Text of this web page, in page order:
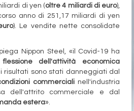
di yen (oltre 4 miliardi di euro),
anno di 251,17 miliardi di yen
). Le vendite nette consolidate
Nippon Steel, «il Covid-19 ha
flessione dell'attività economica
risultati sono stati danneggiati dal
commerciali nell'industria
dell'attrito commerciale e dal
estera».